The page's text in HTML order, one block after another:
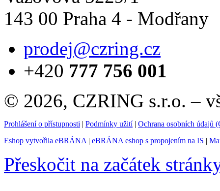
143 00 Praha 4 - Modřany
prodej@czring.cz
+420 777 756 001
© 2026, CZRING s.r.o. –
Prohlášení o přístupnosti | Podmínky užití| Ochrana osobních údajů
Eshop vytvořila eBRÁNA | eBRÁNA eshop s propojením na IS |
Přeskočit na začátek